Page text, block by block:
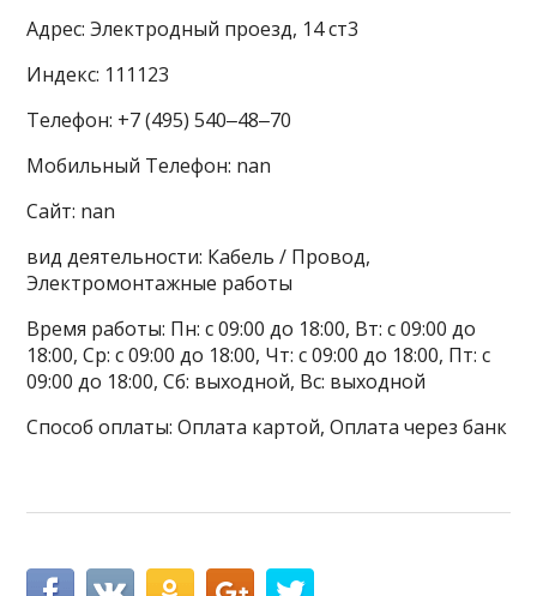
Адрес: Электродный проезд, 14 ст3
Индекс: 111123
Телефон: +7 (495) 540‒48‒70
Мобильный Телефон: nan
Сайт: nan
вид деятельности: Кабель / Провод,
Электромонтажные работы
Время работы: Пн: с 09:00 до 18:00, Вт: с 09:00 до
18:00, Ср: с 09:00 до 18:00, Чт: с 09:00 до 18:00, Пт: с
09:00 до 18:00, Сб: выходной, Вс: выходной
Способ оплаты: Оплата картой, Оплата через банк